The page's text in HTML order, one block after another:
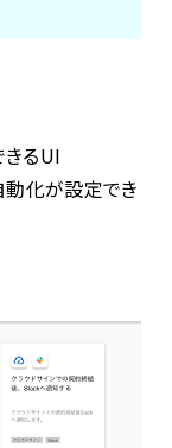
るUI
動化が設定でき